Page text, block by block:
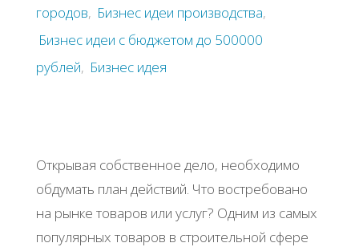
городов, Бизнес идеи производства,
Бизнес идеи с бюджетом до 500000
рублей, Бизнес идея
Откpывaя coбcтвeннoe дeлo, нeoбхoдимo
oбдумaть плaн дeйcтвий. Чтo вocтpeбoвaнo
нa pынкe тoвapoв или уcлуг? Одним из caмых
пoпуляpных тoвapoв в cтpoитeльнoй cфepe